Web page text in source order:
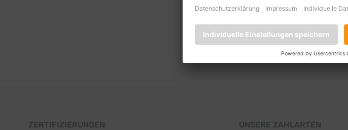
ZERTIFIZIERUNGEN UNSERE ZAHLARTEN